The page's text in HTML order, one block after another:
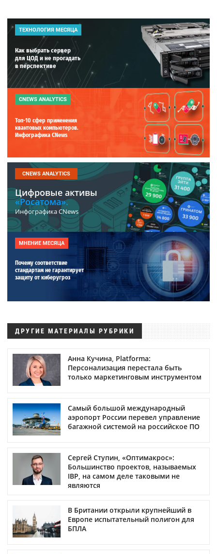
ТЕХНОЛОГИЯ МЕСЯЦА
Как выбрать сервер
для ЦОД и не прогадать
в перспективе
CNEWS ANALYTICS
Топ-10 сфер применения
квантовых компьютеров.
Инфографика CNews
CNEWS ANALYTICS
Цифровые активы
«Росатома».
Инфографика CNews
МНЕНИЕ МЕСЯЦА
Почему соответствие
стандартам не гарантирует
защиту от киберугроз
ДРУГИЕ МАТЕРИАЛЫ РУБРИКИ
Анна Кучина, Platforma:
Персонализация перестала быть
только маркетинговым инструментом
Самый большой международный
аэропорт России перевел управление
багажной системой на российское ПО
Сергей Ступин, «Оптимакрос»:
Большинство проектов, называемых
IBP, на самом деле таковыми не
являются
В Британии открыли крупнейший в
Европе испытательный полигон для
БПЛА